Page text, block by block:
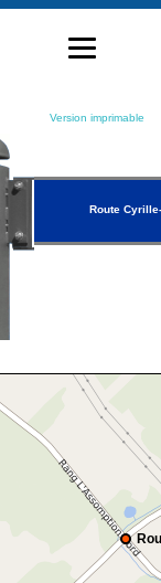
Version imprimable
Route